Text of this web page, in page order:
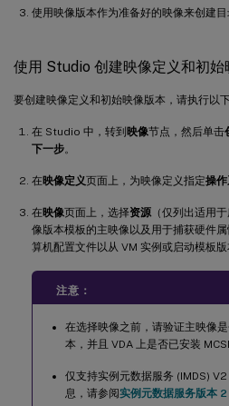
使用映像版本作为准备好的映像来创建目
使用 Studio 创建映像定义和初始
要创建映像定义和初始映像版本，请执行以
在 Studio 中，转到映像节点，然后单击
下一步。
在映像定义页面上，为映像定义指定操
在映像页面上，选择资源 （仅列出适用
像版本模板的主映像以及用于捕获硬件
算机配置文件以从 VM 实例或启动模板版
注意：
在选择映像之前，请验证主映像
本，并且 VDA 上是否已安装
仅支持实例元数据服务 (IMDS)
息，请参阅实例元数据服务版本